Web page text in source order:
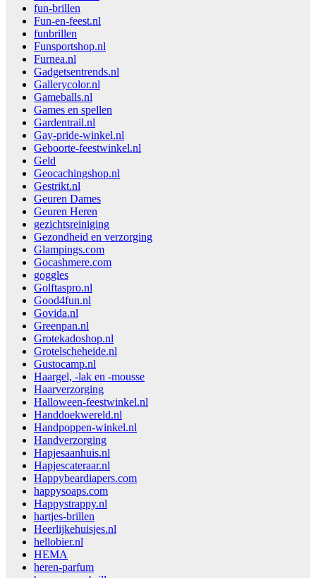
fun-brillen
Fun-en-feest.nl
funbrillen
Funsportshop.nl
Furnea.nl
Gadgetsentrends.nl
Gallerycolor.nl
Gameballs.nl
Games en spellen
Gardentrail.nl
Gay-pride-winkel.nl
Geboorte-feestwinkel.nl
Geld
Geocachingshop.nl
Gestrikt.nl
Geuren Dames
Geuren Heren
gezichtsreiniging
Gezondheid en verzorging
Glampings.com
Gocashmere.com
goggles
Golftaspro.nl
Good4fun.nl
Govida.nl
Greenpan.nl
Grotekadoshop.nl
Grotelscheheide.nl
Gustocamp.nl
Haargel, -lak en -mousse
Haarverzorging
Halloween-feestwinkel.nl
Handdoekwereld.nl
Handpoppen-winkel.nl
Handverzorging
Hapjesaanhuis.nl
Hapjescateraar.nl
Happybeardiapers.com
happysoaps.com
Happystrappy.nl
hartjes-brillen
Heerlijkehuisjes.nl
hellobier.nl
HEMA
heren-parfum